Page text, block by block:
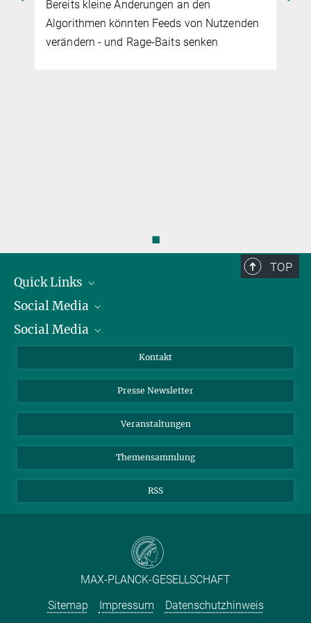
Bereits kleine Änderungen an den
Algorithmen könnten Feeds von Nutzenden
verändern - und Rage-Baits senken
◼
TOP
Quick Links
Präsident
Zahlen und Fakten
Meldestelle Fehlverhalten
Social Media
Bluesky
TikTok
Social Media
Instagram
YouTube
Kontakt
Presse Newsletter
Veranstaltungen
Themensammlung
RSS
MAX-PLANCK-GESELLSCHAFT
Sitemap
Impressum Datenschutzhinweis